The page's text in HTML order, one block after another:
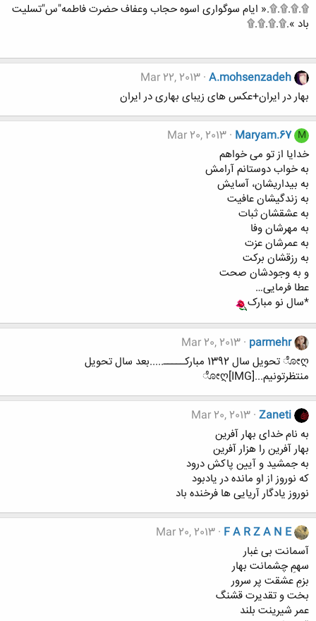
۩.۩.۩.۩.« ایام سوگواری اسوه حجاب وعفاف حضرت فاطمه"س"تسلیت
باد ».۩.۩.۩.۩
A.mohsenzadeh
Mar 22, 2013
بهار در ایران+عکس های زیبای بهاری در ایران
M
Maryam.67
Mar 20, 2013
خدایا از تو می خواهم
به خواب دوستانم آرامش
به بیداریشان، آسایش
به زندگیشان عافیت
به عشقشان ثبات
به مهرشان وفا
به عمرشان عزت
به رزقشان برکت
و به وجودشان صحت
عطا فرمایی…
*سال نو مبارک
parmehr
Mar 20, 2013
ೋღ تحویل سال 1392 مبارکـــــ.....بعد سال تحویل
منتظرتونیم...ೋღ[IMG]
Zaneti
Mar 20, 2013
به نام خدای بهار آفرین
بهار آفرین را هزار آفرین
به جمشید و آیین پاکش درود
که نوروز از او مانده در یادبود
نوروز یادگار آریایی ها فرخنده باد
F A R Z A N E
Mar 20, 2013
آسمانت بی غبار
سهمِ چشمانت بهار
بزمِ عشقت پر سرور
بخت و تقدیرت قشنگ
عمر شیرینت بلند